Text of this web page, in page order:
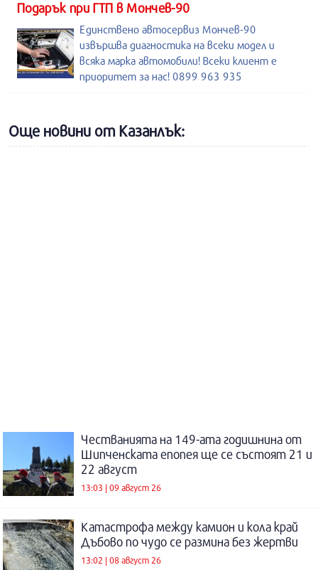
Подарък при ГТП в Мончев-90
Единствено автосервиз Мончев-90
извършва диагностика на всеки модел и
всяка марка автомобили! Всеки клиент е
приоритет за нас! 0899 963 935
Още новини от Казанлък:
Честванията на 149-ата годишнина от
Шипченската епопея ще се състоят 21 и
22 август
13:03 | 09 август 26
Катастрофа между камион и кола край
Дъбово по чудо се размина без жертви
13:02 | 08 август 26